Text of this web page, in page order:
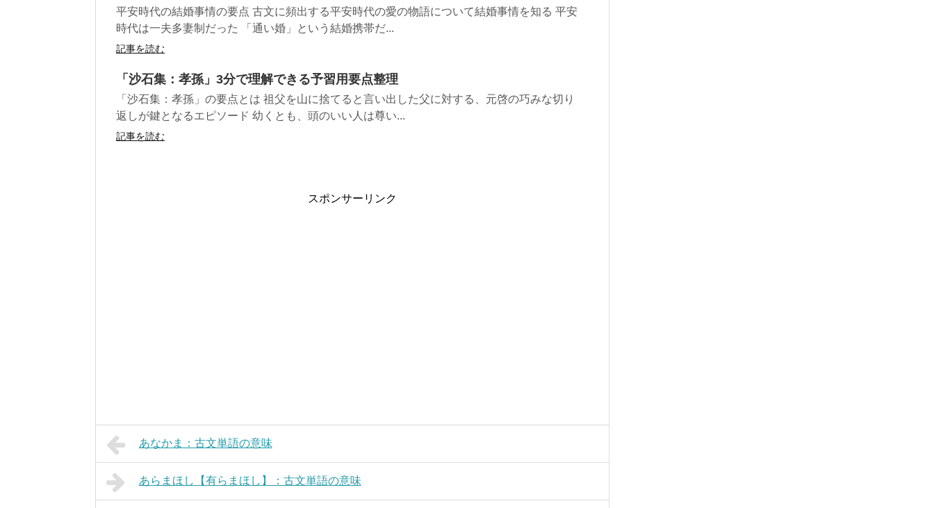
平安時代の結婚事情の要点 古文に頻出する平安時代の愛の物語について結婚事情を知る 平安
時代は一夫多妻制だった 「通い婚」という結婚携帯だ...
記事を読む
「沙石集：孝孫」3分で理解できる予習用要点整理
「沙石集：孝孫」の要点とは 祖父を山に捨てると言い出した父に対する、元啓の巧みな切り
返しが鍵となるエピソード 幼くとも、頭のいい人は尊い...
記事を読む
スポンサーリンク
あなかま：古文単語の意味
あらまほし【有らまほし】：古文単語の意味